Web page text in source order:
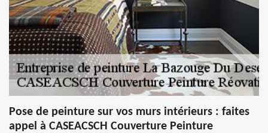
Pose de peinture sur vos murs intérieurs : faites
appel à CASEACSCH Couverture Peinture